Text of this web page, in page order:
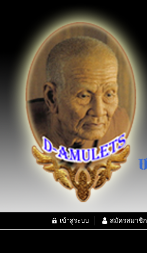
เข้าสู่ระบบ สมัครสมาชิก